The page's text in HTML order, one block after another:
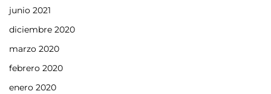
junio 2021
diciembre 2020
marzo 2020
febrero 2020
enero 2020